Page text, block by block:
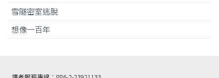
雪隧密室逃脫
想像一百年